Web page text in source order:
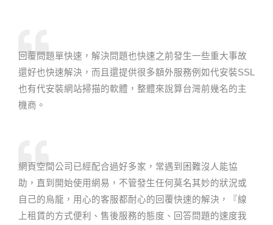
回覆問題單快速，解決問題也快速之前發生一些重大事故
還好也快速解決，而且還提供很多額外服務例如代安裝SSL
也有代安裝網站掃描的軟體，整體來說算台灣前幾名的主
機商。
網頁空間公司已經配合過好多家，常遇到困難沒人能協
助，直到開始使用網易，不管發生任何莫名其妙的狀況或
自己的烏龍，用心的客服都耐心的回覆快速的解決，『線
上租賃的方式便利、售後服務的態度、回答問題的速度我